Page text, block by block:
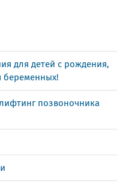
для детей с рождения,
беременных!
позвоночника